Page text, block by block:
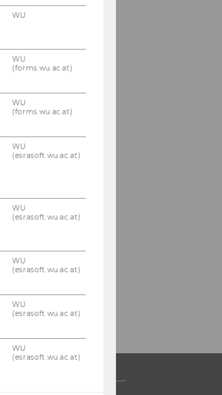
WU
WU
(forms.wu.ac.at)
WU
(forms.wu.ac.at)
WU
(esrasoft.wu.ac.at)
WU
(esrasoft.wu.ac.at)
WU
(esrasoft.wu.ac.at)
WU
(esrasoft.wu.ac.at)
WU
(esrasoft.wu.ac.at)